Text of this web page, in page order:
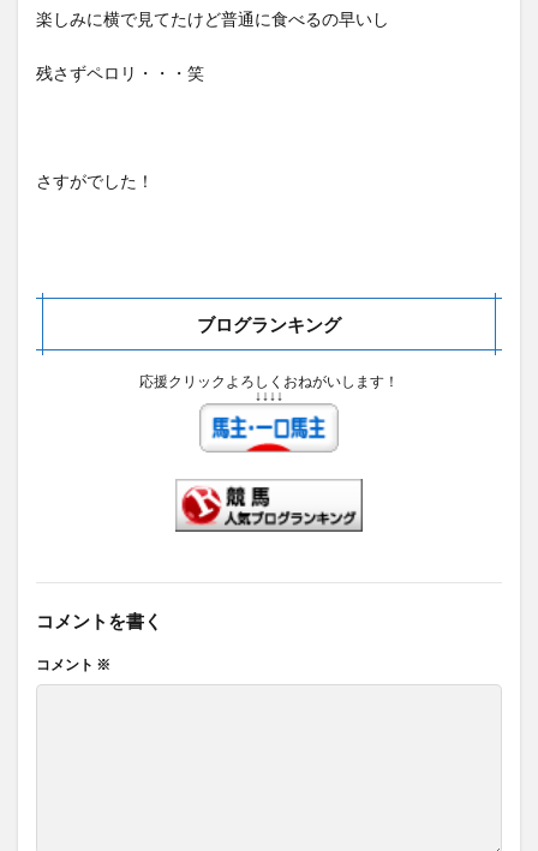
楽しみに横で見てたけど普通に食べるの早いし
残さずペロリ・・・笑
さすがでした！
ブログランキング
応援クリックよろしくおねがいします！
↓↓↓↓
コメントを書く
コメント ※